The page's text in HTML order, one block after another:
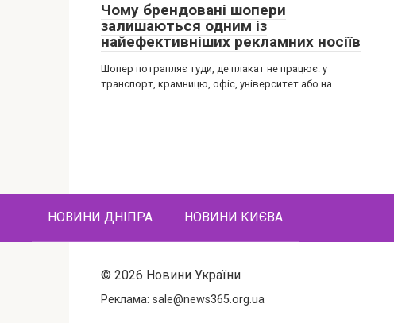
Чому брендовані шопери
залишаються одним із
найефективніших рекламних носіїв
Шопер потрапляє туди, де плакат не працює: у
транспорт, крамницю, офіс, університет або на
НОВИНИ ДНІПРА НОВИНИ КИЄВА
© 2026 Новини України
Реклама: sale@news365.org.ua